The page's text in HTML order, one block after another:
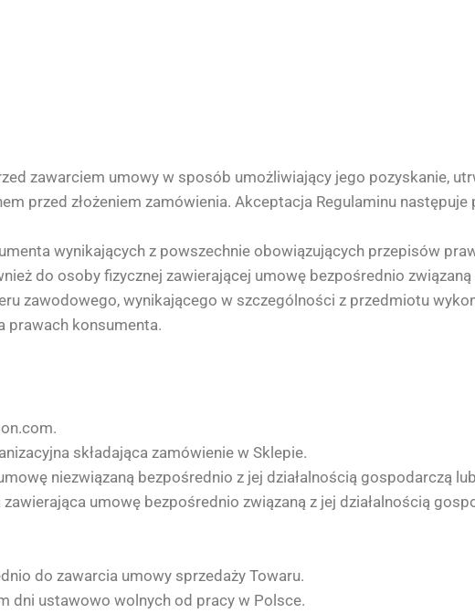
zawarciem umowy w sposób umożliwiający jego pozyskanie,
przed złożeniem zamówienia. Akceptacja Regulaminu
wynikających z powszechnie obowiązujących przepisów
do osoby fizycznej zawierającej umowę bezpośrednio
zawodowego, wynikającego w szczególności z przedmiotu
prawach konsumenta.
składająca zamówienie w Sklepie.
niezwiązaną bezpośrednio z jej działalnością gospodarczą
umowę bezpośrednio związaną z jej działalnością
do zawarcia umowy sprzedaży Towaru.
dni ustawowo wolnych od pracy w Polsce.